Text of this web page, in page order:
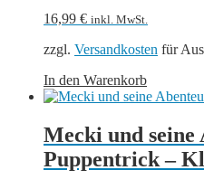
16,99 € inkl. MwSt.
zzgl. Versandkosten für
In den Warenkorb
Mecki und seine
Puppentrick –